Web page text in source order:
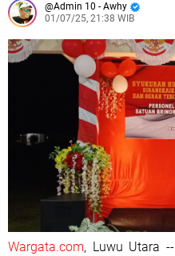
Admin 10 - Awhy
01/07/25, 21:38 WIB
Wargata.com, Luwu Utara